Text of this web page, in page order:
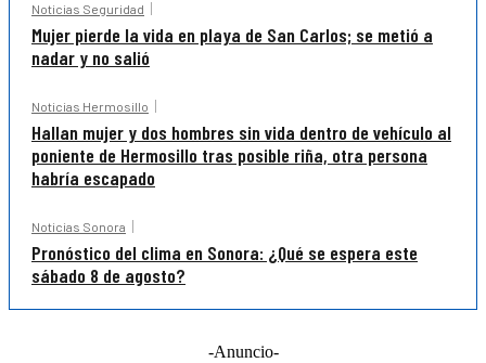
Noticias Seguridad
Mujer pierde la vida en playa de San Carlos; se metió a
nadar y no salió
Noticias Hermosillo
Hallan mujer y dos hombres sin vida dentro de vehículo al
poniente de Hermosillo tras posible riña, otra persona
habría escapado
Noticias Sonora
Pronóstico del clima en Sonora: ¿Qué se espera este
sábado 8 de agosto?
-Anuncio-